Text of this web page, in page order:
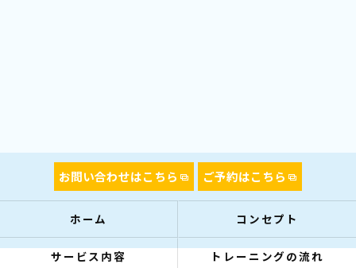
お問い合わせはこちら ご予約はこちら
ホーム コンセプト
サービス内容 トレーニングの流れ